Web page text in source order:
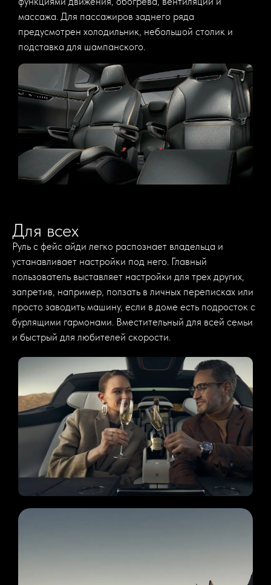
массажа. Для пассажиров заднего ряда
предусмотрен холодильник, небольшой столик и
подставка для шампанского.
Для всех
Руль с фейс айди легко распознает владельца и
устанавливает настройки под него. Главный
пользователь выставляет настройки для трех других,
запретив, например, ползать в личных переписках или
просто заводить машину, если в доме есть подросток с
бурлящими гармонами. Вместительный для всей семьи
и быстрый для любителей скорости.